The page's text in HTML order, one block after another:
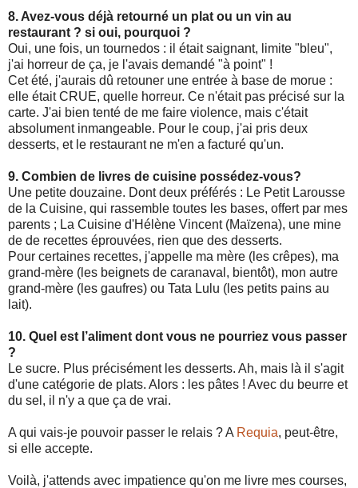
8. Avez-vous déjà retourné un plat ou un vin au
restaurant ? si oui, pourquoi ?
Oui, une fois, un tournedos : il était saignant, limite "bleu",
j'ai horreur de ça, je l'avais demandé "à point" !
Cet été, j'aurais dû retouner une entrée à base de morue :
elle était CRUE, quelle horreur. Ce n'était pas précisé sur la
carte. J'ai bien tenté de me faire violence, mais c'était
absolument inmangeable. Pour le coup, j'ai pris deux
desserts, et le restaurant ne m'en a facturé qu'un.
9. Combien de livres de cuisine possédez-vous?
Une petite douzaine. Dont deux préférés : Le Petit Larousse
de la Cuisine, qui rassemble toutes les bases, offert par mes
parents ; La Cuisine d'Hélène Vincent (Maïzena), une mine
de de recettes éprouvées, rien que des desserts.
Pour certaines recettes, j'appelle ma mère (les crêpes), ma
grand-mère (les beignets de caranaval, bientôt), mon autre
grand-mère (les gaufres) ou Tata Lulu (les petits pains au
lait).
10. Quel est l’aliment dont vous ne pourriez vous passer
?
Le sucre. Plus précisément les desserts. Ah, mais là il s'agit
d'une catégorie de plats. Alors : les pâtes ! Avec du beurre et
du sel, il n'y a que ça de vrai.
A qui vais-je pouvoir passer le relais ? A Requia, peut-être,
si elle accepte.
Voilà, j'attends avec impatience qu'on me livre mes courses,